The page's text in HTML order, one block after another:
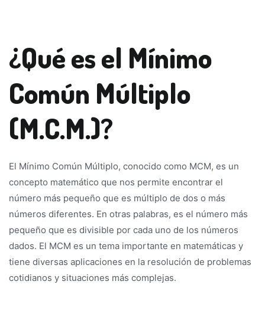
¿Qué es el Mínimo
Común Múltiplo
(M.C.M.)?
El Mínimo Común Múltiplo, conocido como MCM, es un
concepto matemático que nos permite encontrar el
número más pequeño que es múltiplo de dos o más
números diferentes. En otras palabras, es el número más
pequeño que es divisible por cada uno de los números
dados. El MCM es un tema importante en matemáticas y
tiene diversas aplicaciones en la resolución de problemas
cotidianos y situaciones más complejas.